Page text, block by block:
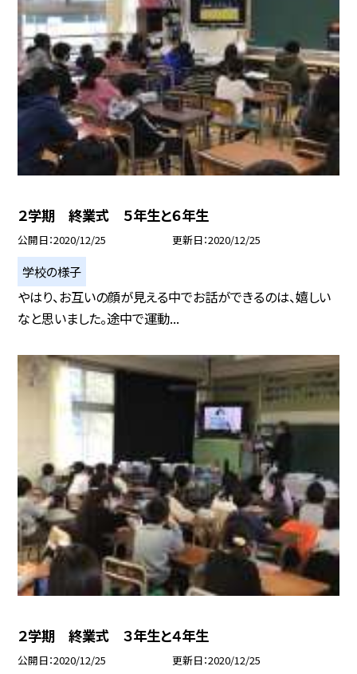
２学期 終業式 ５年生と６年生
公開日 2020/12/25 更新日 2020/12/25
学校の様子
やはり、お互いの顔が見える中でお話ができるのは、嬉しい
なと思いました。途中で運動...
２学期 終業式 ３年生と４年生
公開日 2020/12/25 更新日 2020/12/25